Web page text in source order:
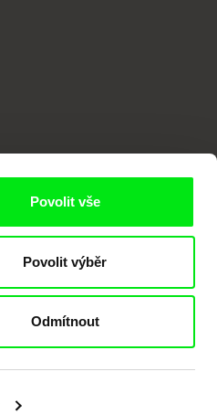
Povolit vše
Povolit výběr
Odmítnout